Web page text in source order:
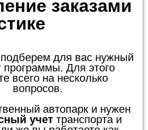
заказами
для вас нужный
программы. Для этого
всего на несколько
вопросов.
автопарк и нужен
учеттранспорта и